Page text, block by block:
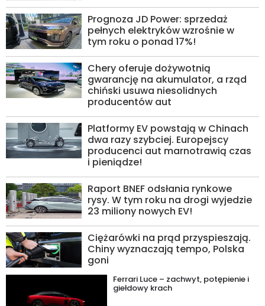
Prognoza JD Power: sprzedaż
pełnych elektryków wzrośnie w
tym roku o ponad 17%!
Chery oferuje dożywotnią
gwarancję na akumulator, a rząd
chiński usuwa niesolidnych
producentów aut
Platformy EV powstają w Chinach
dwa razy szybciej. Europejscy
producenci aut marnotrawią czas
i pieniądze!
Raport BNEF odsłania rynkowe
rysy. W tym roku na drogi wyjedzie
23 miliony nowych EV!
Ciężarówki na prąd przyspieszają.
Chiny wyznaczają tempo, Polska
goni
Ferrari Luce – zachwyt, potępienie i
giełdowy krach